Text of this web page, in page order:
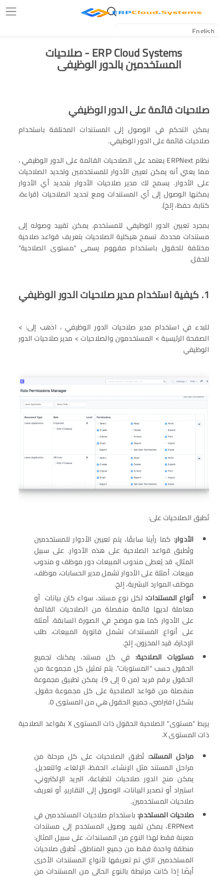
ERP Cloud Systems - صلاحيات
المستخدمين بالدور الوظيفى
صلاحيات قائمة على الدور الوظيفي
يمكن التحكم في الوصول إلى المستندات المختلفة باستخدام
صلاحيات قائمة على الدور الوظيفي.
نظام ERPNext يعتمد على الصلاحيات القائمة على الدور الوظيفي ،
مما يعني أنه يمكن تعيين الأدوار للمستخدمين وتحديد الصلاحيات
على الأدوار. يسمح لك مدير صلاحيات الأدوار بتحديد أي الأدوار
يمكنها الوصول إلى أي المستندات ومع تحديد الصلاحيات (قراءة،
كتابة، حفظ، إلخ).
بمجرد تعيين الدور الوظيفي للمستخدم، يمكن تقييد وصوله إلى
مستندات محددة. تسمح هيكلية الصلاحيات بتعريف قواعد صلاحية
مختلفة للحقول باستخدام مفهوم يسمى "مستوى الصلاحية"
للحقل.
1. كيفية استخدام مدير صلاحيات الدور الوظيفي
للبدء في استخدام مدير صلاحيات الدور الوظيفي ، اذهب إلى: >
الصفحة الرئيسية > المستخدمون والصلاحيات > مدير صلاحيات الدور
الوظيفي
تُطبق الصلاحيات على:
الأدوار: كما رأينا سابقًا، يتم تعيين الأدوار للمستخدمين
وتُطبق قواعد الصلاحية على هذه الأدوار. على سبيل
المثال، قد يُعطى مندوب المبيعات دور موظف و مندوب
مبيعات. أمثلة على الأدوار تشمل مدير الحسابات، موظف،
موظف الموارد البشرية، إلخ.
أنواع المستندات: لكل نوع مستند، سواء كان بيانات أو
معاملة لديها قائمة منفصلة من الصلاحيات القائمة
على الأدوار كما هو موضح في الصورة السابقة. أمثلة
على أنواع المستندات تشمل فاتورة المبيعات، طلب
الإجازة، قيد المخزون، إلخ.
مستويات الصلاحية: في كل مستند، يمكنك تجميع
الحقول حسب "المستويات". يتم تمثيل كل مجموعة من
الحقول برقم فريد (من 0 إلى 9). يمكن تطبيق مجموعة
منفصلة من قواعد الصلاحية على كل مجموعة حقول.
بشكل افتراضي، جميع الحقول هي من المستوى 0.
يربط "مستوى" الصلاحية الحقول ذات المستوى X بقواعد الصلاحية
ذات المستوى X.
مراحل المستند: تُطبق الصلاحيات على كل مرحلة من
مراحل المستند مثل الإنشاء، الحفظ، الإلغاء، والتعديل.
يمكن منح الدور صلاحيات للطباعة، البريد الإلكتروني،
استيراد أو تصدير البيانات، الوصول إلى التقارير، أو تعريف
صلاحيات المستخدمين.
صلاحيات المستخدم: باستخدام صلاحيات المستخدمين في
ERPNext، يمكن تقييد وصول المستخدم إلى مستندات
معينة فقط لهذا النوع من المستندات. على سبيل المثال:
منطقة واحدة فقط من جميع المناطق. تُطبق صلاحيات
المستخدمين التي تم تعريفها لأنواع المستندات الأخرى
أيضًا إذا كانت مرتبطة بالنوع الحالي من المستندات من